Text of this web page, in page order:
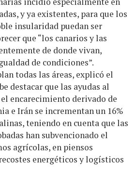
y ya existentes, para que los
insularidad puedan ser
que “los canarios y las
de donde vivan,
de condiciones”.
todas las áreas, explicó el
destacar que las ayudas al
encarecimiento derivado de
e Irán se incrementan un 16%
teniendo en cuenta que las
han subvencionado el
agrícolas, en piensos
energéticos y logísticos